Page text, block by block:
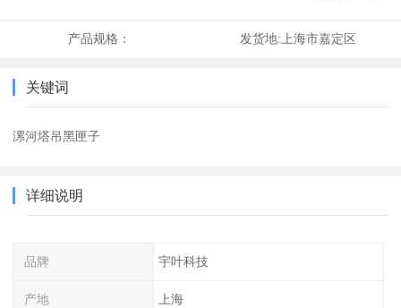
产品规格： 发货地:上海市嘉定区
关键词
漯河塔吊黑匣子
详细说明
品牌 宇叶科技
产地 上海